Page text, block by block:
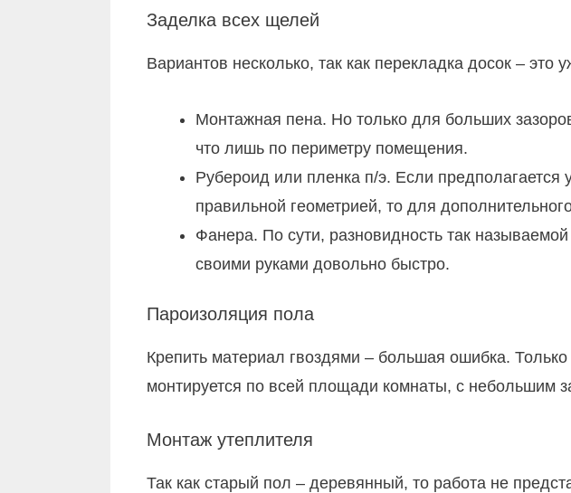
Заделка всех щелей
Вариантов несколько, так как перекладка досок – это
Монтажная пена. Но только для больших
что лишь по периметру помещения.
Рубероид или пленка п/э. Если предполагается
правильной геометрией, то для
Фанера. По сути, разновидность так
своими руками довольно быстро.
Пароизоляция пола
Крепить материал гвоздями – большая ошибка.
монтируется по всей площади комнаты, с небольшим
Монтаж утеплителя
Так как старый пол – деревянный, то работа не